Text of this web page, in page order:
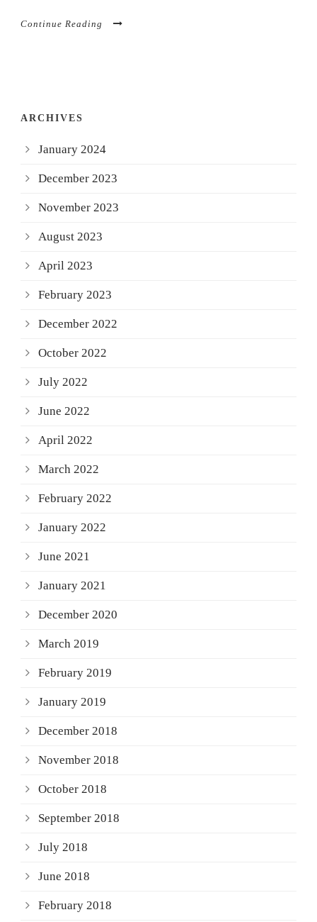
Continue Reading
ARCHIVES
January 2024
December 2023
November 2023
August 2023
April 2023
February 2023
December 2022
October 2022
July 2022
June 2022
April 2022
March 2022
February 2022
January 2022
June 2021
January 2021
December 2020
March 2019
February 2019
January 2019
December 2018
November 2018
October 2018
September 2018
July 2018
June 2018
February 2018